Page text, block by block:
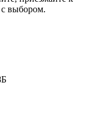
выбором.